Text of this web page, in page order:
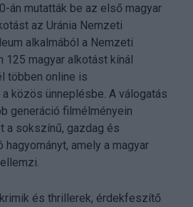
án mutatták be az első magyar
az Uránia Nemzeti
alkalmából a Nemzeti
125 magyar alkotást kínál
többen online is
közös ünneplésbe. A válogatás
generáció filmélményein
a sokszínű, gazdag és
amely a magyar
és thrillerek, érdekfeszítő